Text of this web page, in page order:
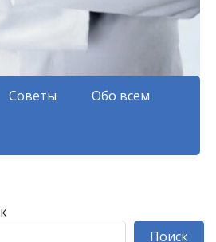
Советы Обо всем
Поиск